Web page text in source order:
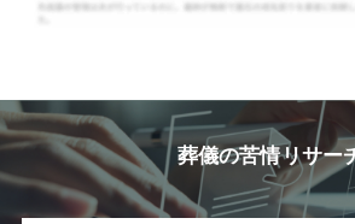
葬儀の苦情リサー